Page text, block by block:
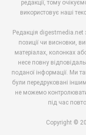
редакції, тому
використовує наші
Редакція
позиції чи висновки,
матеріалах, колонках
несе повну
поданої інформації. Ми
були передруковані
не можемо
під час
Copyright ©